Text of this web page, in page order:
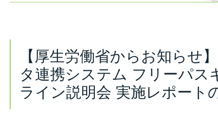
【厚生労働省からお知らせ
タ連携システム フリーパス
ライン説明会 実施レポート